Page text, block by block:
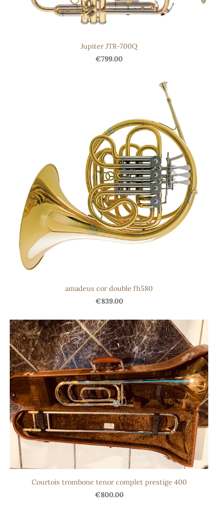
Jupiter JTR-700Q
€799.00
amadeus cor double fh580
€839.00
Courtois trombone tenor complet prestige 400
€800.00